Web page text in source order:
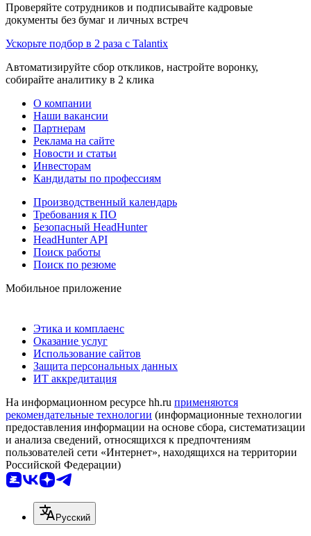
Проверяйте сотрудников и подписывайте кадровые
документы без бумаг и личных встреч
Ускорьте подбор в 2 раза с Talantix
Автоматизируйте сбор откликов, настройте воронку,
собирайте аналитику в 2 клика
О компании
Наши вакансии
Партнерам
Реклама на сайте
Новости и статьи
Инвесторам
Кандидаты по профессиям
Производственный календарь
Требования к ПО
Безопасный HeadHunter
HeadHunter API
Поиск работы
Поиск по резюме
Мобильное приложение
Этика и комплаенс
Оказание услуг
Использование сайтов
Защита персональных данных
ИТ аккредитация
На информационном ресурсе hh.ru применяются
рекомендательные технологии (информационные технологии
предоставления информации на основе сбора, систематизации
и анализа сведений, относящихся к предпочтениям
пользователей сети «Интернет», находящихся на территории
Российской Федерации)
Русский